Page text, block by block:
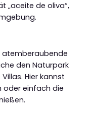
„aceite de oliva“,
atemberaubende
den Naturpark
Hier kannst
oder einfach die